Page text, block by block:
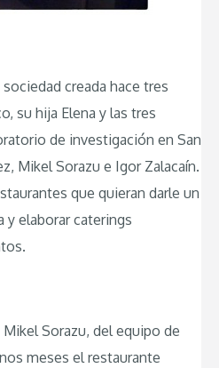
creada hace tres
su hija Elena y las tres
de investigación en San
Mikel Sorazu e Igor Zalacaín.
que quieran darle un
y elaborar caterings
Sorazu, del equipo de
meses el restaurante